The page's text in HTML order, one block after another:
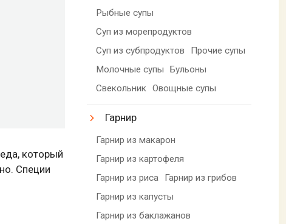
который
Специи
Рыбные супы
Суп из морепродуктов
Суп из субпродуктов
Прочие супы
Молочные супы
Бульоны
Свекольник Овощные супы
Гарнир
Гарнир из макарон
Гарнир из картофеля
Гарнир из риса
Гарнир из грибов
Гарнир из капусты
Гарнир из баклажанов